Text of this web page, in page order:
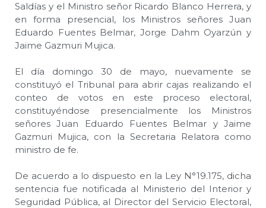
Saldías y el Ministro señor Ricardo Blanco Herrera, y
en forma presencial, los Ministros señores Juan
Eduardo Fuentes Belmar, Jorge Dahm Oyarzún y
Jaime Gazmuri Mujica.
El día domingo 30 de mayo, nuevamente se
constituyó el Tribunal para abrir cajas realizando el
conteo de votos en este proceso electoral,
constituyéndose presencialmente los Ministros
señores Juan Eduardo Fuentes Belmar y Jaime
Gazmuri Mujica, con la Secretaria Relatora como
ministro de fe.
De acuerdo a lo dispuesto en la Ley N°19.175, dicha
sentencia fue notificada al Ministerio del Interior y
Seguridad Pública, al Director del Servicio Electoral,